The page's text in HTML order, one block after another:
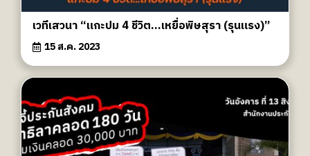
เวทีเสวนา “แกะปม 4 ชีวิต...เหยื่อพิษสุรา (รุนแรง)”
15 ส.ค. 2023